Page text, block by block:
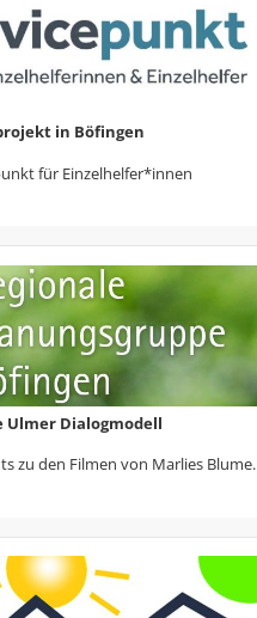
in Böfingen
für Einzelhelfer*innen
Ulmer Dialogmodell
zu den Filmen von Marlies Blume.